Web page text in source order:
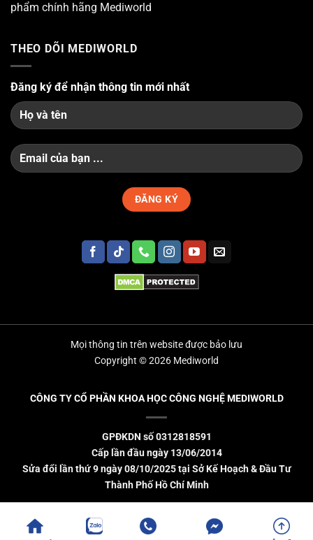
phẩm chính hãng Mediworld
THEO DÕI MEDIWORLD
Đăng ký để nhận thông tin mới nhất
Mọi thông tin trên website được bảo lưu
Copyright © 2026 Mediworld
CÔNG TY CỔ PHẦN KHOA HỌC CÔNG NGHỆ MEDIWORLD
GPĐKDN số 0312818591
Cấp lần đầu ngày 13/06/2014
Sửa đổi lần thứ 9 ngày 08/10/2025 tại Sở Kế Hoạch & Đầu Tư
Thành Phố Hồ Chí Minh